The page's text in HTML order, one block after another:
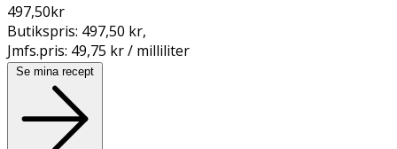
497,50kr
Butikspris: 497,50 kr,
Jmfs.pris: 49,75 kr / milliliter
Se mina recept